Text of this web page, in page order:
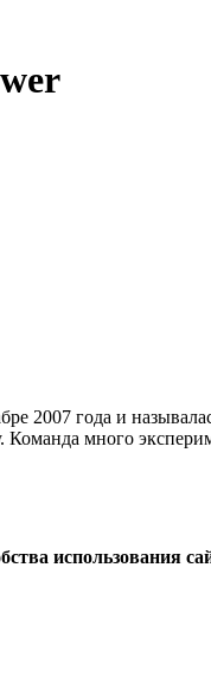
2007 года и
Команда много
использования